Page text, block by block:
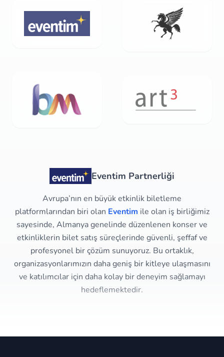
Eventim Partnerliği
Avrupa’nın en büyük etkinlik biletleme
platformlarından biri olan Eventim ile olan iş birliğimiz
sayesinde, Almanya genelinde düzenlenen konser ve
etkinliklerin bilet satış süreçlerinde güvenli, şeffaf ve
profesyonel bir çözüm sunuyoruz. Bu ortaklık,
organizasyonlarımızın daha geniş bir kitleye ulaşmasını
ve katılımcılar için daha kolay bir deneyim sağlamayı
hedeflemektedir.